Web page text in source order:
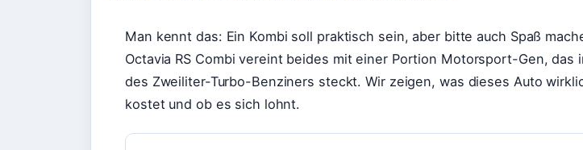
Man kennt das: Ein Kombi soll praktisch sein, aber bitte auch Spaß
Octavia RS Combi vereint beides mit einer Portion Motorsport-Gen, das
des Zweiliter-Turbo-Benziners steckt. Wir zeigen, was dieses Auto
kostet und ob es sich lohnt.